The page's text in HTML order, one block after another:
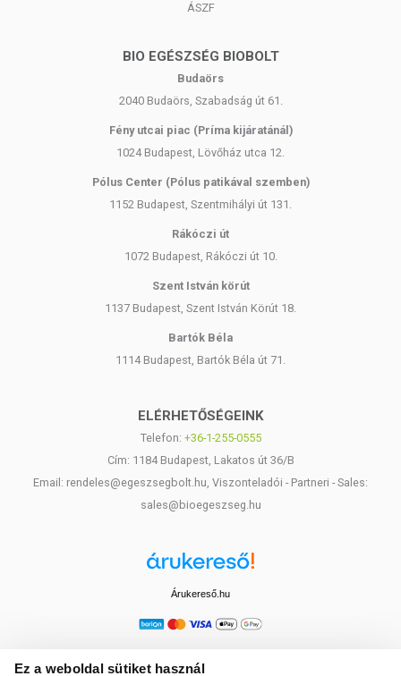
Ez a weboldal sütiket használ
ÁSZF
BIO EGÉSZSÉG BIOBOLT
Budaörs
2040 Budaörs, Szabadság út 61.
Fény utcai piac (Príma kijáratánál)
1024 Budapest, Lövőház utca 12.
Pólus Center (Pólus patikával szemben)
1152 Budapest, Szentmihályi út 131.
Rákóczi út
1072 Budapest, Rákóczi út 10.
Szent István körút
1137 Budapest, Szent István Körút 18.
Bartók Béla
1114 Budapest, Bartók Béla út 71.
ELÉRHETŐSÉGEINK
Telefon: +36-1-255-0555
Cím: 1184 Budapest, Lakatos út 36/B
Email: rendeles@egeszsegbolt.hu, Viszonteladói - Partneri - Sales:
sales@bioegeszseg.hu
Árukereső.hu